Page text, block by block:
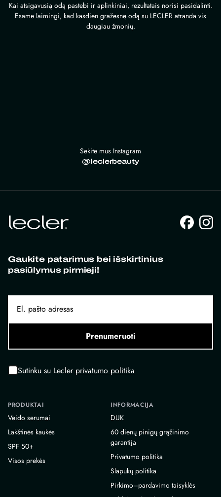
Kai atsigavusią odą pastebi ir aplinkiniai, rezultatais norisi pasidalinti.
Esame laimingi, kad kasdien gražesnę odą su LECLER atranda vis
daugiau žmonių.
Sekite mus Instagram
@leclerbeauty
Gaukite patarimus bei išskirtinius
pasiūlymus pirmieji!
Prenumeruoti
Sutinku su Lecler privatumo politika
PRODUKTAI
Veido serumai
Lakštinės kaukės
SPF 50+
Visos prekės
INFORMACIJA
DUK
60 dienų pinigų grąžinimo
garantija
Privatumo politika
Slapukų politika
Pirkimo–pardavimo taisyklės